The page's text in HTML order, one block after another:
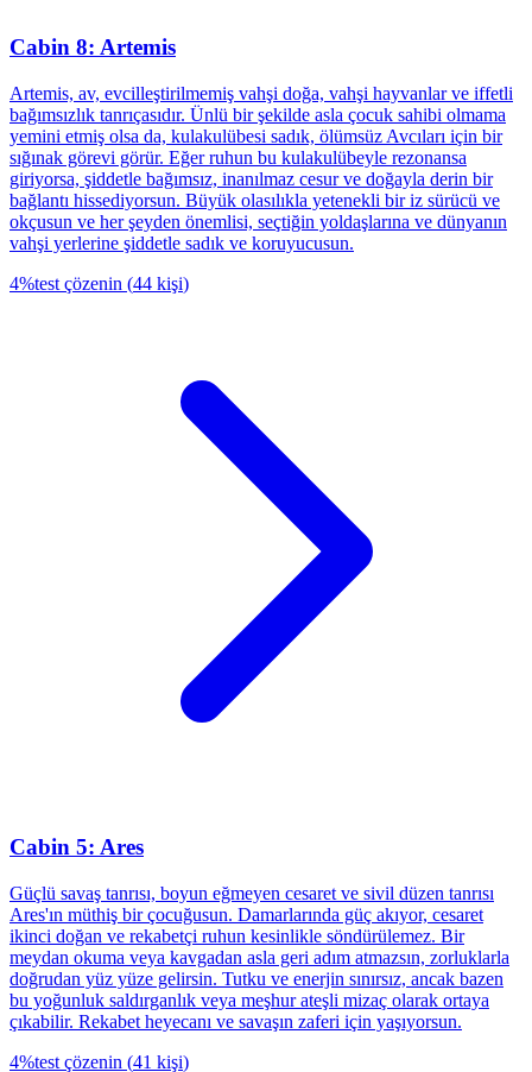
Cabin 8: Artemis
Artemis, av, evcilleştirilmemiş vahşi doğa, vahşi hayvanlar ve iffetli
bağımsızlık tanrıçasıdır. Ünlü bir şekilde asla çocuk sahibi olmama
yemini etmiş olsa da, kulakulübesi sadık, ölümsüz Avcıları için bir
sığınak görevi görür. Eğer ruhun bu kulakulübeyle rezonansa
giriyorsa, şiddetle bağımsız, inanılmaz cesur ve doğayla derin bir
bağlantı hissediyorsun. Büyük olasılıkla yetenekli bir iz sürücü ve
okçusun ve her şeyden önemlisi, seçtiğin yoldaşlarına ve dünyanın
vahşi yerlerine şiddetle sadık ve koruyucusun.
4%test çözenin (44 kişi)
Cabin 5: Ares
Güçlü savaş tanrısı, boyun eğmeyen cesaret ve sivil düzen tanrısı
Ares'ın müthiş bir çocuğusun. Damarlarında güç akıyor, cesaret
ikinci doğan ve rekabetçi ruhun kesinlikle söndürülemez. Bir
meydan okuma veya kavgadan asla geri adım atmazsın, zorluklarla
doğrudan yüz yüze gelirsin. Tutku ve enerjin sınırsız, ancak bazen
bu yoğunluk saldırganlık veya meşhur ateşli mizaç olarak ortaya
çıkabilir. Rekabet heyecanı ve savaşın zaferi için yaşıyorsun.
4%test çözenin (41 kişi)